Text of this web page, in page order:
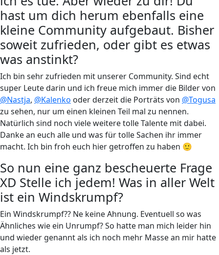
hast um dich herum ebenfalls eine
kleine Community aufgebaut. Bisher
soweit zufrieden, oder gibt es etwas
was anstinkt?
Ich bin sehr zufrieden mit unserer Community. Sind echt
super Leute darin und ich freue mich immer die Bilder von
@Nastja, @Kalenko oder derzeit die Porträts von @Togusa
zu sehen, nur um einen kleinen Teil mal zu nennen.
Natürlich sind noch viele weitere tolle Talente mit dabei.
Danke an euch alle und was für tolle Sachen ihr immer
macht. Ich bin froh euch hier getroffen zu haben 🙂
So nun eine ganz bescheuerte Frage
XD Stelle ich jedem! Was in aller Welt
ist ein Windskrumpf?
Ein Windskrumpf?? Ne keine Ahnung. Eventuell so was
Ähnliches wie ein Unrumpf? So hatte man mich leider hin
und wieder genannt als ich noch mehr Masse an mir hatte
als jetzt.